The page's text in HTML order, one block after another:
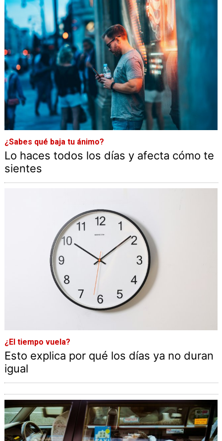
¿Sabes qué baja tu ánimo?
Lo haces todos los días y afecta cómo te
sientes
¿El tiempo vuela?
Esto explica por qué los días ya no duran
igual